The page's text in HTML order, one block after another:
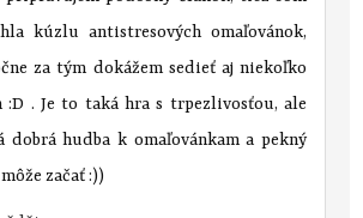
kúzlu antistresových omaľovánok,
za tým dokážem sedieť aj niekoľko
:D . Je to taká hra s trpezlivosťou, ale
dobrá hudba k omaľovánkam a pekný
začať :))